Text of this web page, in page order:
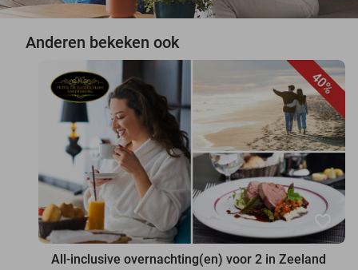
Anderen bekeken ook
40%
favorite_border
All-inclusive overnachting(en) voor 2 in Zeeland